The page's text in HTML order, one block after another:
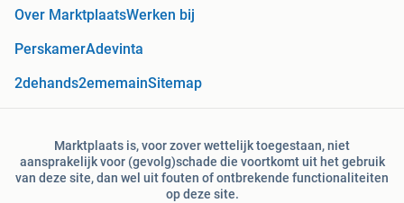
Over MarktplaatsWerken bij
PerskamerAdevinta
2dehands2ememainSitemap
Marktplaats is, voor zover wettelijk toegestaan, niet
aansprakelijk voor (gevolg)schade die voortkomt uit het gebruik
van deze site, dan wel uit fouten of ontbrekende functionaliteiten
op deze site.